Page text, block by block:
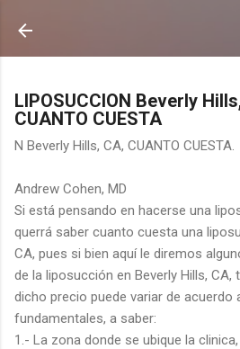
LIPOSUCCION Beverly
CUANTO CUESTA
N Beverly Hills, CA, CUANTO CUESTA.
Andrew Cohen, MD
Si está pensando en hacerse una
querrá saber cuanto cuesta una
CA, pues si bien aquí le diremos
de la liposucción en Beverly Hills, CA,
dicho precio puede variar de
fundamentales, a saber:
1.- La zona donde se ubique la